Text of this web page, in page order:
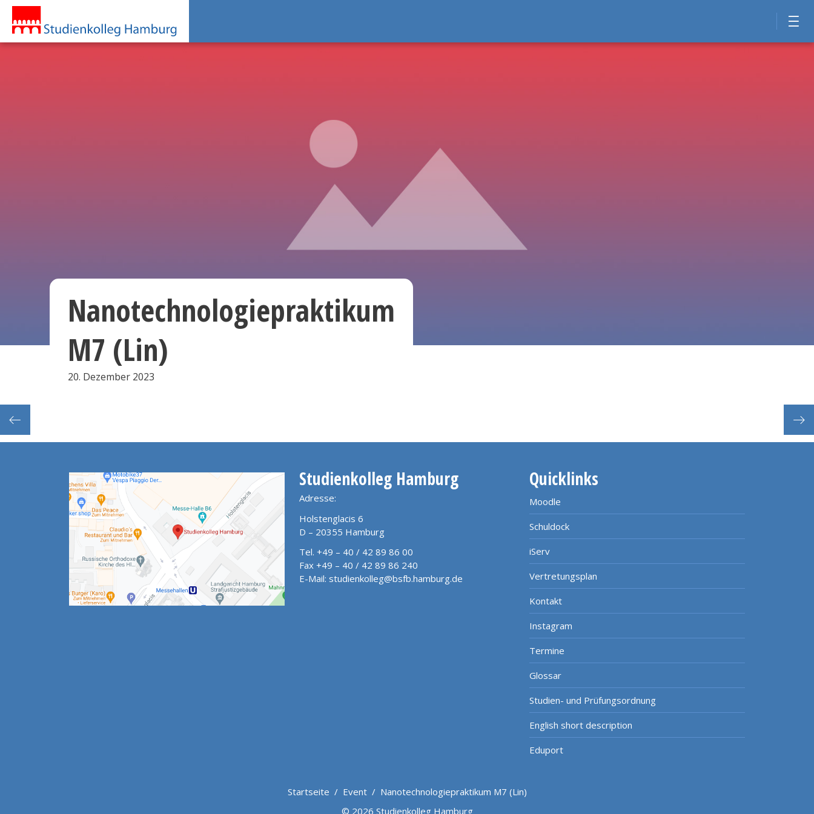
Frist: Festlegung/Abgabe der Prüfungsnoten und -arbeiten durch Vorsitz
Nanotechnologiepraktikum
M7 (Lin)
20. Dezember 2023
Studienkolleg Hamburg
Adresse:
Holstenglacis 6
D – 20355 Hamburg
Tel. +49 – 40 / 42 89 86 00
Fax +49 – 40 / 42 89 86 240
E-Mail: studienkolleg@bsfb.hamburg.de
Quicklinks
Moodle
Schuldock
iServ
Vertretungsplan
Kontakt
Instagram
Termine
Glossar
Studien- und Prüfungsordnung
English short description
Eduport
Startseite / Event/ Nanotechnologiepraktikum M7 (Lin)
© 2026 Studienkolleg Hamburg